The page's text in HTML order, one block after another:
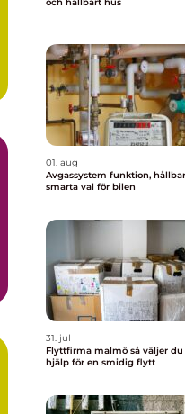
01. aug
Avgassystem funktion, hållbarhet och
smarta val för bilen
31. jul
Flyttfirma malmö så väljer du rätt
hjälp för en smidig flytt